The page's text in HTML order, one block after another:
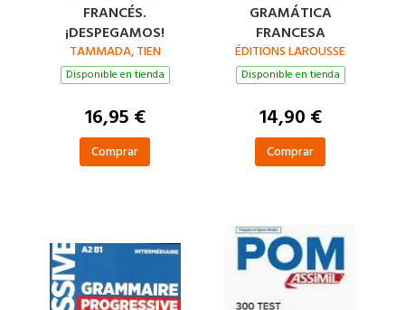
FRANCÉS.
¡DESPEGAMOS!
TAMMADA, TIEN
Disponible en tienda
16,95 €
Comprar
GRAMÁTICA
FRANCESA
ÉDITIONS LAROUSSE
Disponible en tienda
14,90 €
Comprar